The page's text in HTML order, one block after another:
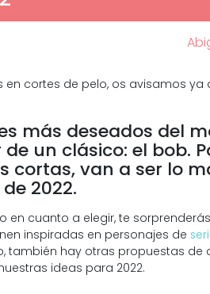
cortes de pelo, os avisamos ya
más deseados del
un clásico: el bob.
cortas, van a ser lo
2022.
en cuanto a elegir, te
inspiradas en personajes de
también hay otras propuestas de
ideas para 2022.
Por qué los
tópico se han
uno de los